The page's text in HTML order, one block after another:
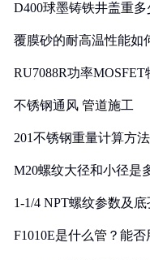
D400球墨铸铁井盖重多
覆膜砂的耐高温性能如
RU7088R功率
不锈钢通风 管道施工
201不锈钢重量计算方
M20螺纹大径和小径是
1-1/4 NPT螺纹参数及
F1010E是什么管？能否